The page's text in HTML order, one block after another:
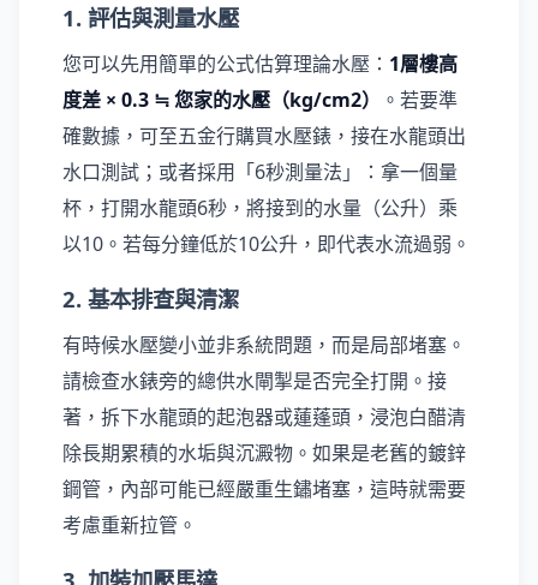
1. 評估與測量水壓
您可以先用簡單的公式估算理論水壓： 1層樓高
度差 × 0.3 ≒ 您家的水壓（kg/cm2）
。若要準
確數據，可至五金行購買水壓錶，接在水龍頭出
水口測試；或者採用「6秒測量法」：拿一個量
杯，打開水龍頭6秒，將接到的水量（公升）乘
以10。若每分鐘低於10公升，即代表水流過弱。
2. 基本排查與清潔
有時候水壓變小並非系統問題，而是局部堵塞。
請檢查水錶旁的總供水閘掣是否完全打開。接
著，拆下水龍頭的起泡器或蓮蓬頭，浸泡白醋清
除長期累積的水垢與沉澱物。如果是老舊的鍍鋅
鋼管，內部可能已經嚴重生鏽堵塞，這時就需要
考慮重新拉管。